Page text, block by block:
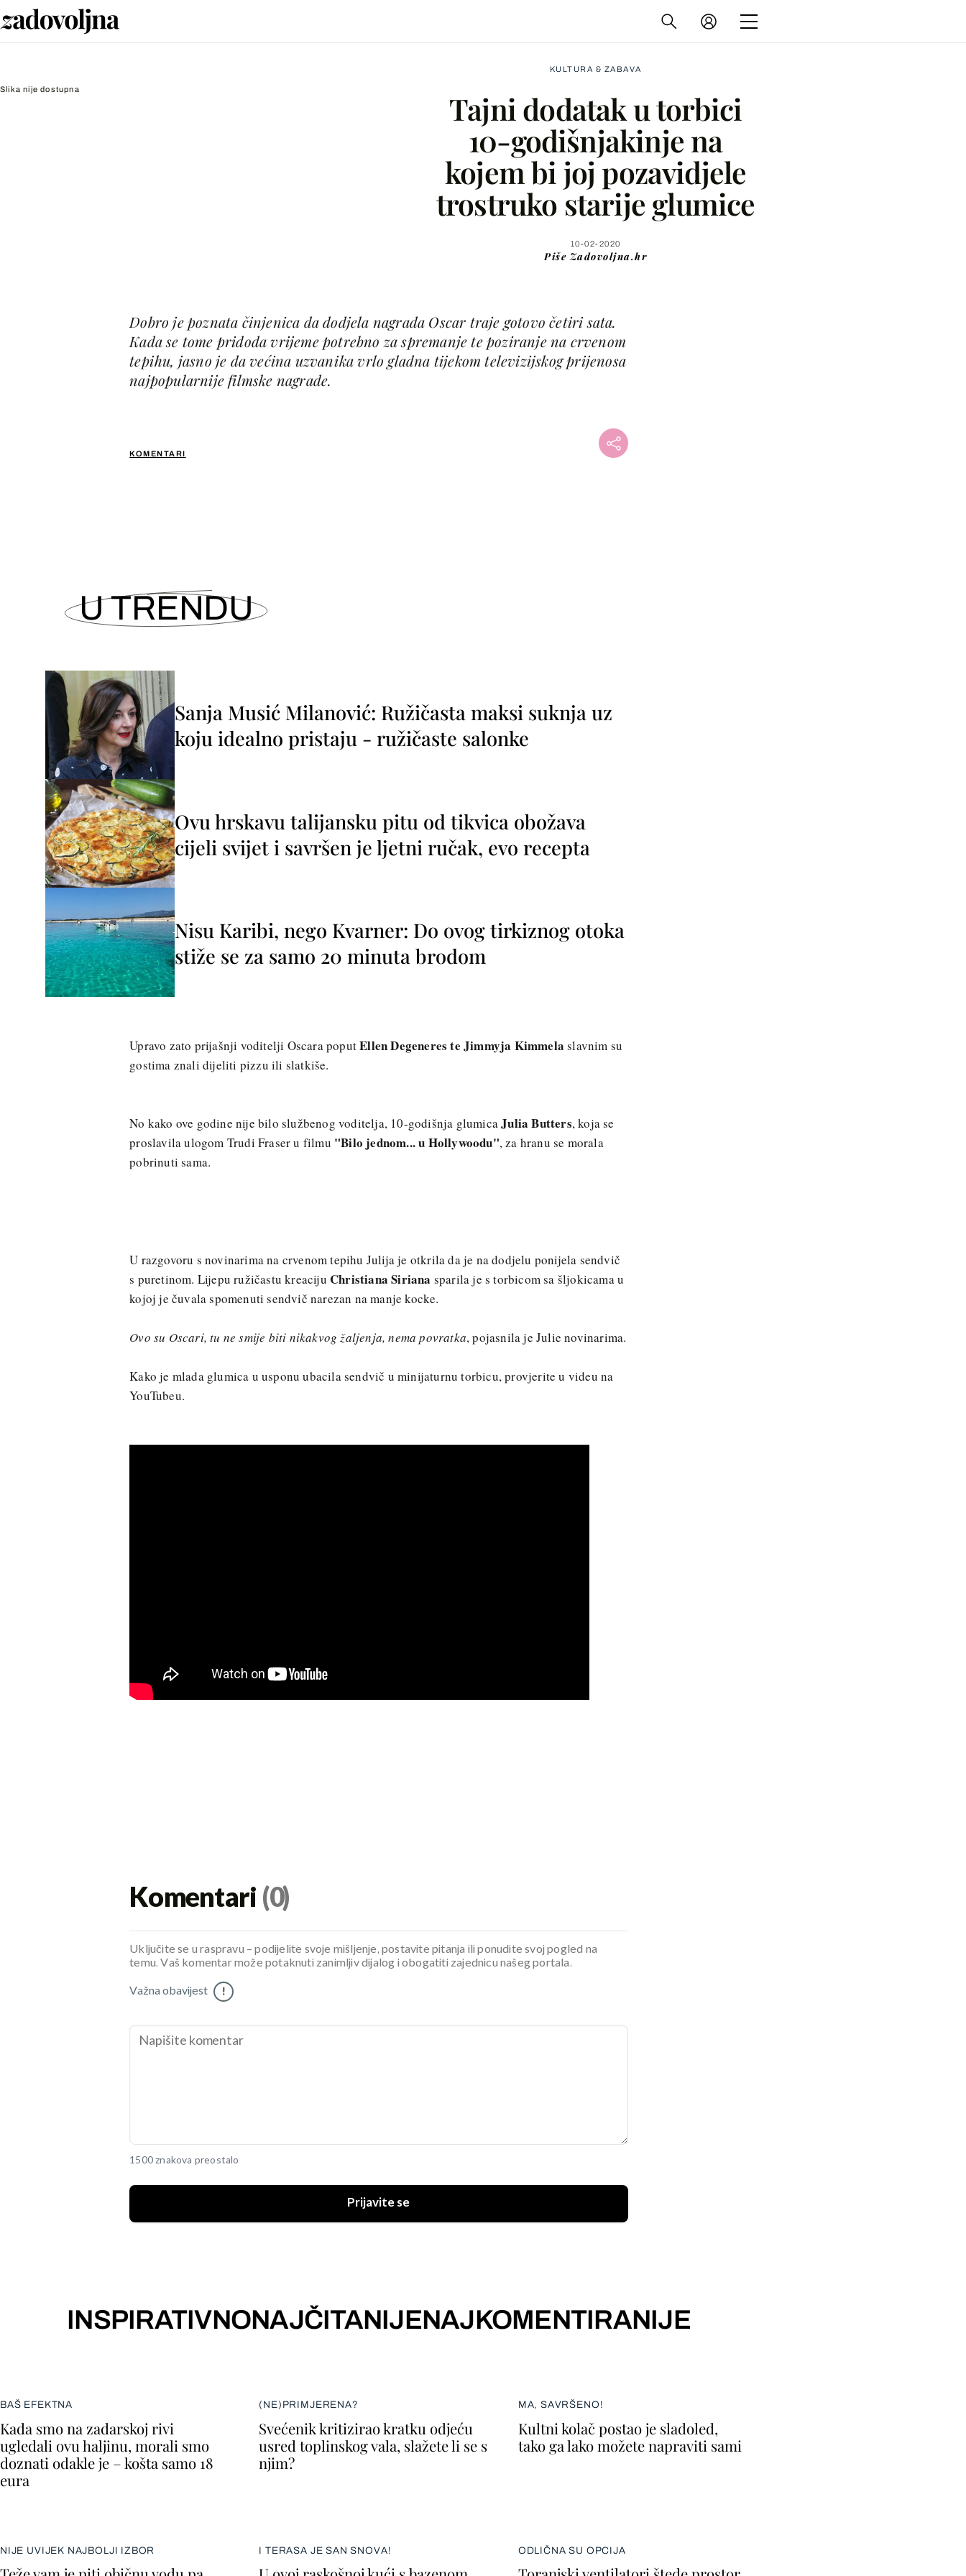
Slika nije dostupna
KULTURA & ZABAVA
Tajni dodatak u torbici
10-godišnjakinje na
kojem bi joj pozavidjele
trostruko starije glumice
10-02-2020
Piše Zadovoljna.hr
KOMENTARI
Dobro je poznata činjenica da dodjela nagrada Oscar traje gotovo četiri sata.
Kada se tome pridoda vrijeme potrebno za spremanje te poziranje na crvenom
tepihu, jasno je da većina uzvanika vrlo gladna tijekom televizijskog prijenosa
najpopularnije filmske nagrade.
Facebook
U TRENDU
Sanja Musić Milanović: Ružičasta maksi suknja uz
koju idealno pristaju - ružičaste salonke
Ovu hrskavu talijansku pitu od tikvica obožava
cijeli svijet i savršen je ljetni ručak, evo recepta
Nisu Karibi, nego Kvarner: Do ovog tirkiznog otoka
stiže se za samo 20 minuta brodom
Upravo zato prijašnji voditelji Oscara poputEllen Degeneres te Jimmyja Kimmela slavnim su
gostima znali dijeliti pizzu ili slatkiše.
No kako ove godine nije bilo službenog voditelja, 10-godišnja glumicaJulia Butters, koja se
proslavila ulogom Trudi Fraser u filmu "Bilo jednom... u Hollywoodu", za hranu se morala
pobrinuti sama.
U razgovoru s novinarima na crvenom tepihu Julija je otkrila da je na dodjelu ponijela sendvič
s puretinom. Lijepu ružičastu kreaciju Christiana Siriana sparila je s torbicom sa šljokicama u
kojoj je čuvala spomenuti sendvič narezan na manje kocke.
Ovo su Oscari, tu ne smije biti nikakvog žaljenja, nema povratka, pojasnila je Julie novinarima.
Kako je mlada glumica u usponu ubacila sendvič u minijaturnu torbicu, provjerite u videu na
YouTubeu.
Komentari (0)
Uključite se u raspravu – podijelite svoje mišljenje, postavite pitanja ili ponudite svoj pogled na
temu. Vaš komentar može potaknuti zanimljiv dijalog i obogatiti zajednicu našeg portala.
Važna obavijest !
1500 znakova preostalo
Prijavite se
INSPIRATIVNONAJČITANIJENAJKOMENTIRANIJE
BAŠ EFEKTNA
Kada smo na zadarskoj rivi
ugledali ovu haljinu, morali smo
doznati odakle je – košta samo 18
eura
(NE)PRIMJERENA?
Svećenik kritizirao kratku odjeću
usred toplinskog vala, slažete li se s
njim?
MA, SAVRŠENO!
Kultni kolač postao je sladoled,
tako ga lako možete napraviti sami
NIJE UVIJEK NAJBOLJI IZBOR I TERASA JE SAN SNOVA! ODLIČNA SU OPCIJA